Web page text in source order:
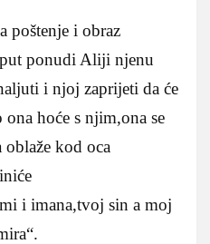
poštenje i obraz
ponudi Aliji njenu
i njoj zaprijeti da će
ona hoće s njim,ona se
oblaže kod oca
i imana,tvoj sin a moj